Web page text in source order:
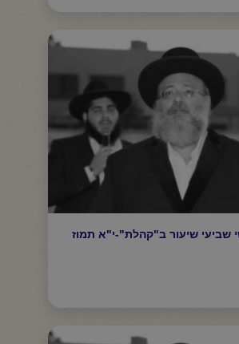
שביעי שיעור ב"קהלת"-י"א תמוז